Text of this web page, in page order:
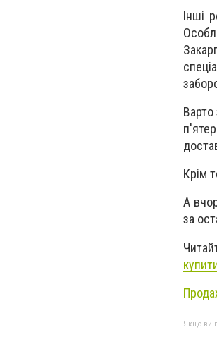
Інші
Варто
Крім
А
за
Якщо ви